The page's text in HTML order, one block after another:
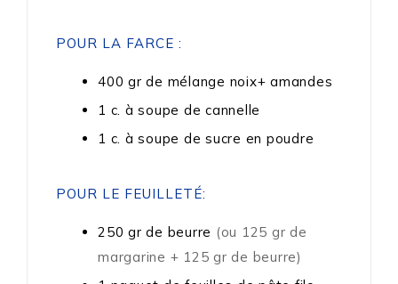
POUR LA FARCE :
400 gr de mélange noix+ amandes
1 c. à soupe de cannelle
1 c. à soupe de sucre en poudre
POUR LE FEUILLETÉ:
250 gr de beurre (ou 125 gr de
margarine + 125 gr de beurre)